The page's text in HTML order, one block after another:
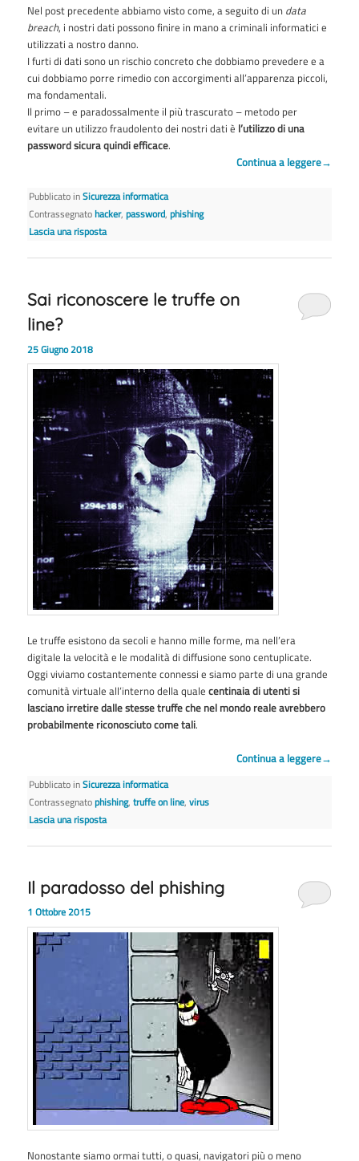
Nel post precedente abbiamo visto come, a seguito di undata
breach, i nostri dati possono finire in mano a criminali informatici e
utilizzati a nostro danno.
I furti di dati sono un rischio concreto che dobbiamo prevedere e a
cui dobbiamo porre rimedio con accorgimenti all’apparenza piccoli,
ma fondamentali.
Il primo – e paradossalmente il più trascurato – metodo per
evitare un utilizzo fraudolento dei nostri dati è l’utilizzo di una
password sicura quindi efficace.
Continua a leggere→
Pubblicato inSicurezza informatica
Contrassegnatohacker,password,phishing
Lascia una risposta
Sai riconoscere le truffe on
line?
25 Giugno 2018
Le truffe esistono da secoli e hanno mille forme, ma nell’era
digitale la velocità e le modalità di diffusione sono centuplicate.
Oggi viviamo costantemente connessi e siamo parte di una grande
comunità virtuale all’interno della qualecentinaia di utenti si
lasciano irretire dalle stesse truffe che nel mondo reale avrebbero
probabilmente riconosciuto come tali.
Continua a leggere→
Pubblicato inSicurezza informatica
Contrassegnatophishing,truffe on line,virus
Lascia una risposta
Il paradosso del phishing
1 Ottobre 2015
Nonostante siamo ormai tutti, o quasi, navigatori più o meno